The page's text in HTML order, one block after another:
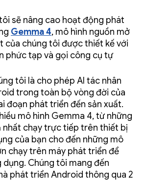
sẽ nâng cao hoạt động phát
Gemma 4, mô hình nguồn mở
của chúng tôi được thiết kế với
phức tạp và gọi công cụ tự
tôi là cho phép AI tác nhân
trong toàn bộ vòng đời của
đoạn phát triển đến sản xuất.
mô hình Gemma 4, từ những
nhất chạy trực tiếp trên thiết bị
của bạn cho đến những mô
chạy trên máy phát triển để
Chúng tôi mang đến
phát triển Android thông qua 2